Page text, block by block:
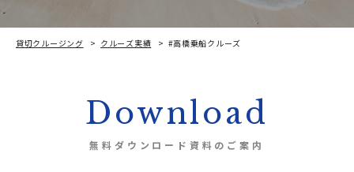
貸切クルージング クルーズ実績 #高橋乗船クルーズ
Download
無料ダウンロード資料のご案内